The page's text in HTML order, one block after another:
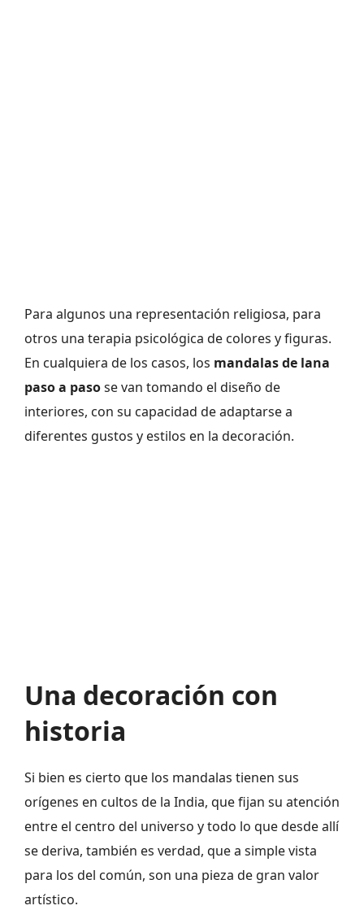
Para algunos una representación religiosa, para
otros una terapia psicológica de colores y figuras.
En cualquiera de los casos, los mandalas de lana
paso a pasose van tomando el diseño de
interiores, con su capacidad de adaptarse a
diferentes gustos y estilos en la decoración.
Una decoración con
historia
Si bien es cierto que los mandalas tienen sus
orígenes en cultos de la India, que fijan su atención
entre el centro del universo y todo lo que desde allí
se deriva, también es verdad, que a simple vista
para los del común, son una pieza de gran valor
artístico.